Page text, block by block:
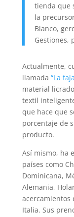
tienda que
la
Blanco,
Gestiones,
Actualmente,
llamada “La
material
textil
que hace que
porcentaje de
producto.
Así mismo, ha
países como
Dominicana,
Alemania,
acercamientos
Italia. Sus